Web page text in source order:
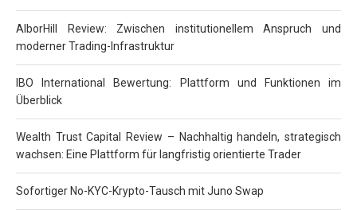
AlborHill Review: Zwischen institutionellem Anspruch und
moderner Trading-Infrastruktur
IBO International Bewertung: Plattform und Funktionen im
Überblick
Wealth Trust Capital Review – Nachhaltig handeln, strategisch
wachsen: Eine Plattform für langfristig orientierte Trader
Sofortiger No-KYC-Krypto-Tausch mit Juno Swap